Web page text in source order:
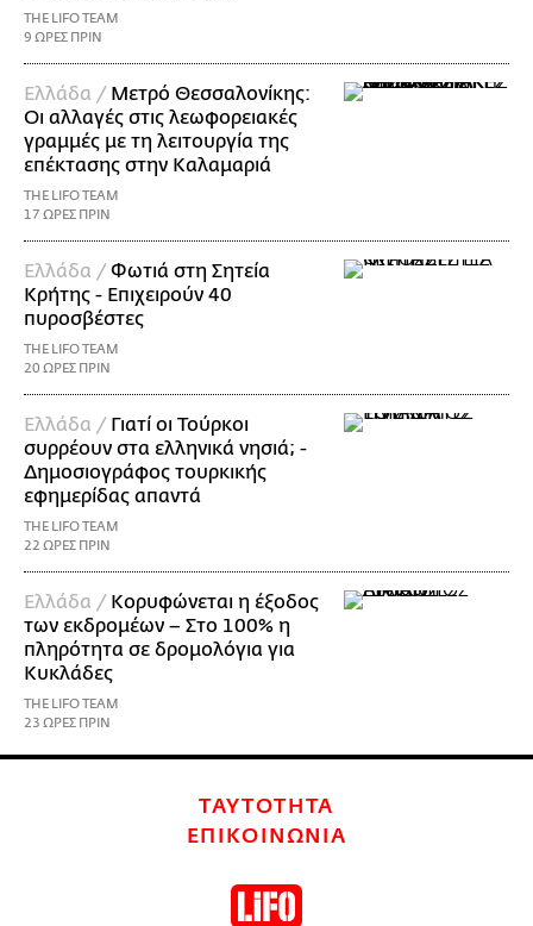
THE LIFO TEAM
9 ΩΡΕΣ ΠΡΙΝ
Ελλάδα / Μετρό Θεσσαλονίκης:
Οι αλλαγές στις λεωφορειακές
γραμμές με τη λειτουργία της
επέκτασης στην Καλαμαριά
THE LIFO TEAM
17 ΩΡΕΣ ΠΡΙΝ
Ελλάδα /Φωτιά στη Σητεία
Κρήτης - Επιχειρούν 40
πυροσβέστες
THE LIFO TEAM
20 ΩΡΕΣ ΠΡΙΝ
Ελλάδα / Γιατί οι Τούρκοι
συρρέουν στα ελληνικά νησιά; -
Δημοσιογράφος τουρκικής
εφημερίδας απαντά
THE LIFO TEAM
22 ΩΡΕΣ ΠΡΙΝ
Ελλάδα / Κορυφώνεται η έξοδος
των εκδρομέων – Στο 100% η
πληρότητα σε δρομολόγια για
Κυκλάδες
THE LIFO TEAM
23 ΩΡΕΣ ΠΡΙΝ
ΤΑΥΤΟΤΗΤΑ
ΕΠΙΚΟΙΝΩΝΙΑ